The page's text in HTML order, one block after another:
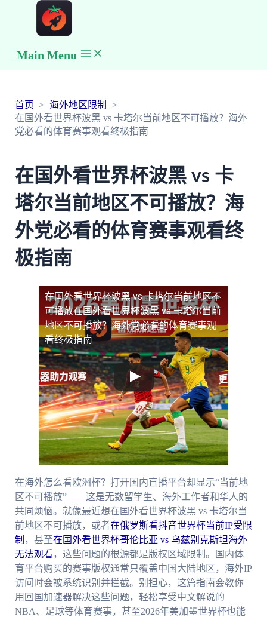
Main Menu
首页
海外地区限制
在国外看世界杯波黑 vs 卡塔尔当前地区不可播放？海外
党必看的体育赛事观看终极指南
在国外看世界杯波黑 vs 卡
塔尔当前地区不可播放？海
外党必看的体育赛事观看终
极指南
在国外看世界杯波黑 vs 卡塔尔当前地区不
可播放在国外看世界杯波黑 vs 卡塔尔当前
地区不可播放？海外党必看的体育赛事观
看终极指南
在海外怎么看欧洲杯？打开国内直播平台却显示“当前地
区不可播放”——这是无数留学生、海外工作者和华人的
共同烦恼。就像最近想在国外看世界杯波黑 vs 卡塔尔当
前地区不可播放，或者在俄罗斯看抖音世界杯当前IP受限
制 ，甚至在国外看世界杯哥伦比亚 vs 乌兹别克斯坦海外
无法观看 ，这些问题的根源都是版权区域限制。国内体
育平台购买的赛事版权通常只覆盖中国大陆地区，海外IP
访问时会被系统识别并拦截。别担心，这篇指南会教你
用回国加速器解决这些问题，轻松享受中文解说的
NBA、足球等体育赛事，甚至2026年美加墨世界杯也能